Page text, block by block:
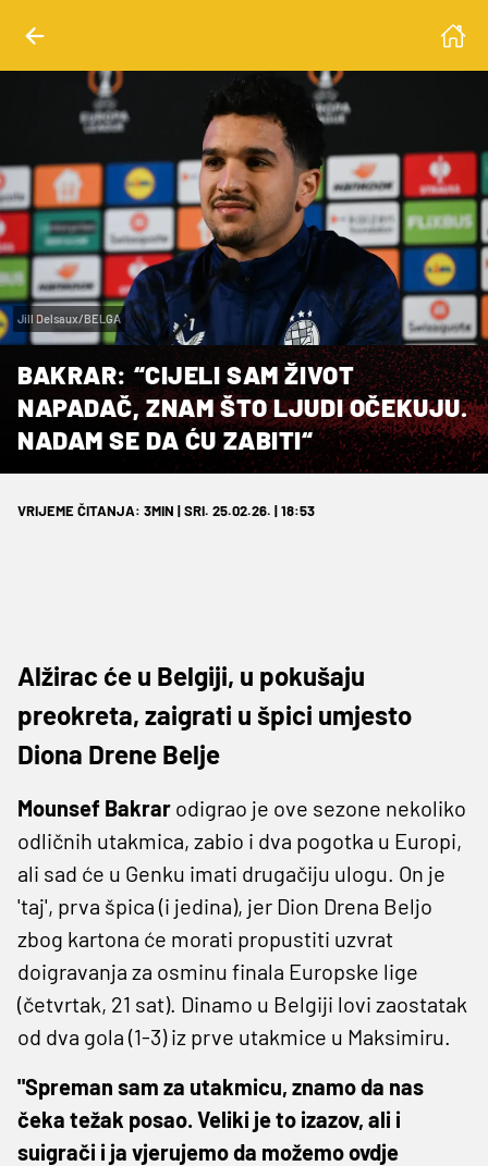
Jill Delsaux/BELGA
BAKRAR: “CIJELI SAM ŽIVOT
NAPADAČ, ZNAM ŠTO LJUDI OČEKUJU.
NADAM SE DA ĆU ZABITI“
VRIJEME ČITANJA: 3MIN | SRI. 25.02.26. | 18:53
Alžirac će u Belgiji, u pokušaju
preokreta, zaigrati u špici umjesto
Diona Drene Belje
Mounsef Bakrar odigrao je ove sezone nekoliko
odličnih utakmica, zabio i dva pogotka u Europi,
ali sad će u Genku imati drugačiju ulogu. On je
'taj', prva špica (i jedina), jer Dion Drena Beljo
zbog kartona će morati propustiti uzvrat
doigravanja za osminu finala Europske lige
(četvrtak, 21 sat). Dinamo u Belgiji lovi zaostatak
od dva gola (1-3) iz prve utakmice u Maksimiru.
"Spreman sam za utakmicu, znamo da nas
čeka težak posao. Veliki je to izazov, ali i
suigrači i ja vjerujemo da možemo ovdje